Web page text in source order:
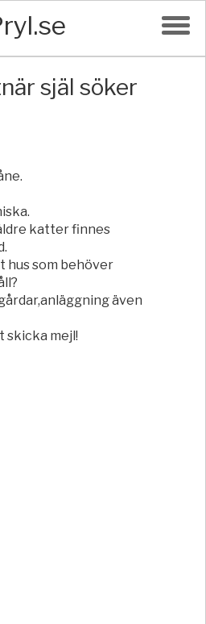
själ söker
katter finnes
hus som behöver
även
skicka mejl!